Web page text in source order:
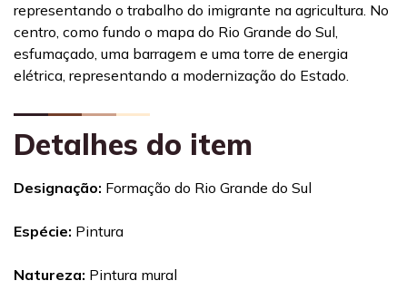
representando o trabalho do imigrante na agricultura. No
centro, como fundo o mapa do Rio Grande do Sul,
esfumaçado, uma barragem e uma torre de energia
elétrica, representando a modernização do Estado.
Detalhes do item
Designação: Formação do Rio Grande do Sul
Espécie: Pintura
Natureza: Pintura mural